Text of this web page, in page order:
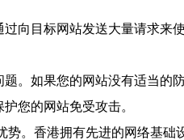
向目标网站发送大量请求
。如果您的网站没有适当
您的网站免受攻击。
势。香港拥有先进的网络基